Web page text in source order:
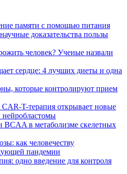
памяти с помощью питания
доказательства пользы
человек? Ученые назвали
сердце: 4 лучших диеты и одна
которые контролируют прием
T-терапия открывает новые
нейробластомы
в метаболизме скелетных
как человечеству
пандемии
одно введение для контроля